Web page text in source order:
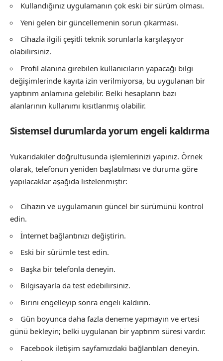
Kullandığınız uygulamanın çok eski bir sürüm olması.
Yeni gelen bir güncellemenin sorun çıkarması.
Cihazla ilgili çeşitli teknik sorunlarla karşılaşıyor
olabilirsiniz.
Profil alanına girebilen kullanıcıların yapacağı bilgi
değişimlerinde kayıta izin verilmiyorsa, bu uygulanan bir
yaptırım anlamına gelebilir. Belki hesapların bazı
alanlarının kullanımı kısıtlanmış olabilir.
Sistemsel durumlarda yorum engeli kaldırma
Yukarıdakiler doğrultusunda işlemlerinizi yapınız. Örnek
olarak, telefonun yeniden başlatılması ve duruma göre
yapılacaklar aşağıda listelenmiştir:
Cihazın ve uygulamanın güncel bir sürümünü kontrol
edin.
İnternet bağlantınızı değiştirin.
Eski bir sürümle test edin.
Başka bir telefonla deneyin.
Bilgisayarla da test edebilirsiniz.
Birini engelleyip sonra engeli kaldırın.
Gün boyunca daha fazla deneme yapmayın ve ertesi
günü bekleyin; belki uygulanan bir yaptırım süresi vardır.
Facebook iletişim sayfamızdaki bağlantıları deneyin.